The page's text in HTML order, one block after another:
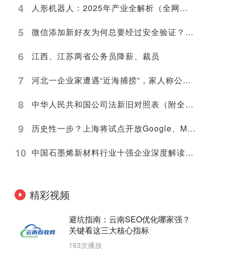
4 人形机器人：2025年产业全解析（全网最全国内外玩家排行&细分龙头）
5 微信添加新好友为何总要经过安全验证？背后原因深度解析
6 江西、江苏两省公务员降薪、裁员
7 河北一企业家遭遇“近海捕捞”，家人称公司账上10.9亿现金惹祸
8 中华人民共和国公司法新旧对照表（附全文）
9 历史性一步？上海将试点开放Google、Meta等国际平台访问！
10 中国石墨烯新材料行业十强企业深度解读（2025）
精彩视频
避坑指南：云南SEO优化哪家强？
关键看这三大核心指标
163次播放